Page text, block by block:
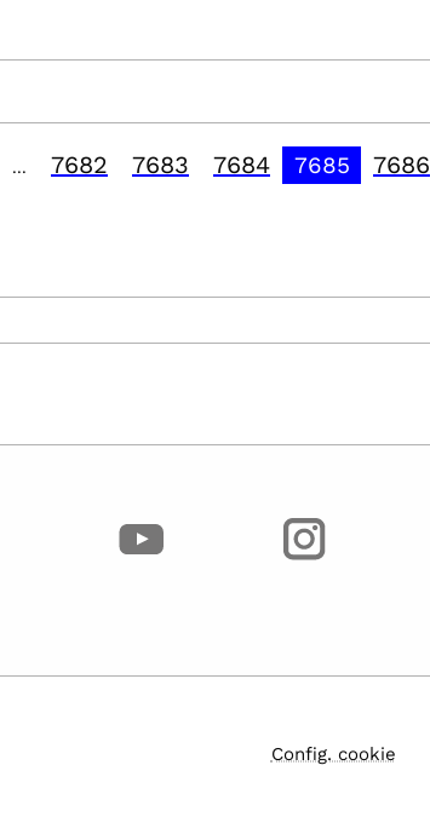
7682 7683 7684 7685 7686
Config. cookie